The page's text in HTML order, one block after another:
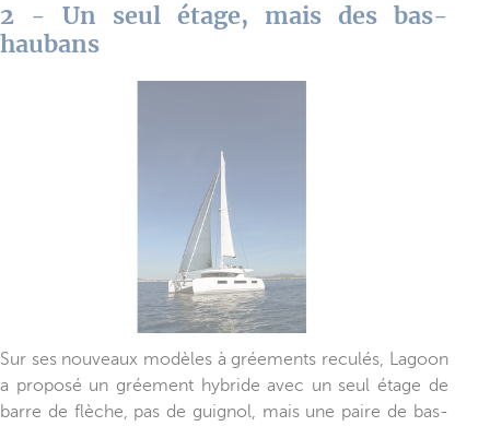
2 - Un seul étage, mais des bas-
haubans
Sur ses nouveaux modèles à gréements reculés, Lagoon
a proposé un gréement hybride avec un seul étage de
barre de flèche, pas de guignol, mais une paire de bas-